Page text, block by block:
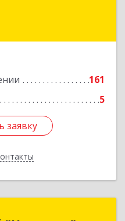
161
5
заявку
Подробнее
заявку
"Нордком"